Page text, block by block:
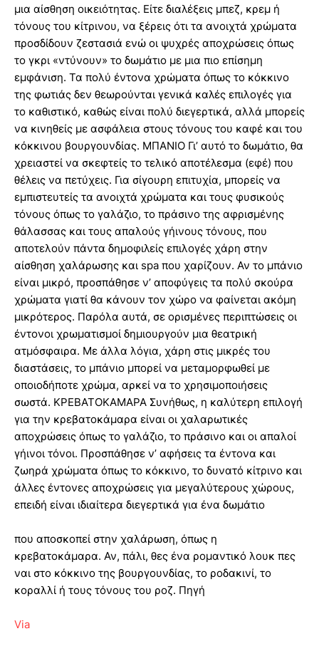
μια αίσθηση οικειότητας. Είτε διαλέξεις μπεζ, κρεμ ή
τόνους του κίτρινου, να ξέρεις ότι τα ανοιχτά χρώματα
προσδίδουν ζεστασιά ενώ οι ψυχρές αποχρώσεις όπως
το γκρι «ντύνουν» το δωμάτιο με μια πιο επίσημη
εμφάνιση. Τα πολύ έντονα χρώματα όπως το κόκκινο
της φωτιάς δεν θεωρούνται γενικά καλές επιλογές για
το καθιστικό, καθώς είναι πολύ διεγερτικά, αλλά μπορείς
να κινηθείς με ασφάλεια στους τόνους του καφέ και του
κόκκινου βουργουνδίας. ΜΠΑΝΙΟ Γι’ αυτό το δωμάτιο, θα
χρειαστεί να σκεφτείς το τελικό αποτέλεσμα (εφέ) που
θέλεις να πετύχεις. Για σίγουρη επιτυχία, μπορείς να
εμπιστευτείς τα ανοιχτά χρώματα και τους φυσικούς
τόνους όπως το γαλάζιο, το πράσινο της αφρισμένης
θάλασσας και τους απαλούς γήινους τόνους, που
αποτελούν πάντα δημοφιλείς επιλογές χάρη στην
αίσθηση χαλάρωσης και spa που χαρίζουν. Αν το μπάνιο
είναι μικρό, προσπάθησε ν’ αποφύγεις τα πολύ σκούρα
χρώματα γιατί θα κάνουν τον χώρο να φαίνεται ακόμη
μικρότερος. Παρόλα αυτά, σε ορισμένες περιπτώσεις οι
έντονοι χρωματισμοί δημιουργούν μια θεατρική
ατμόσφαιρα. Με άλλα λόγια, χάρη στις μικρές του
διαστάσεις, το μπάνιο μπορεί να μεταμορφωθεί με
οποιοδήποτε χρώμα, αρκεί να το χρησιμοποιήσεις
σωστά. ΚΡΕΒΑΤΟΚΑΜΑΡΑ Συνήθως, η καλύτερη επιλογή
για την κρεβατοκάμαρα είναι οι χαλαρωτικές
αποχρώσεις όπως το γαλάζιο, το πράσινο και οι απαλοί
γήινοι τόνοι. Προσπάθησε ν’ αφήσεις τα έντονα και
ζωηρά χρώματα όπως το κόκκινο, το δυνατό κίτρινο και
άλλες έντονες αποχρώσεις για μεγαλύτερους χώρους,
επειδή είναι ιδιαίτερα διεγερτικά για ένα δωμάτιο
που αποσκοπεί στην χαλάρωση, όπως η
κρεβατοκάμαρα. Αν, πάλι, θες ένα ρομαντικό λουκ πες
ναι στο κόκκινο της βουργουνδίας, το ροδακινί, το
κοραλλί ή τους τόνους του ροζ. Πηγή
Via